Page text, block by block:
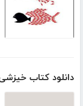
دانلود کتاب